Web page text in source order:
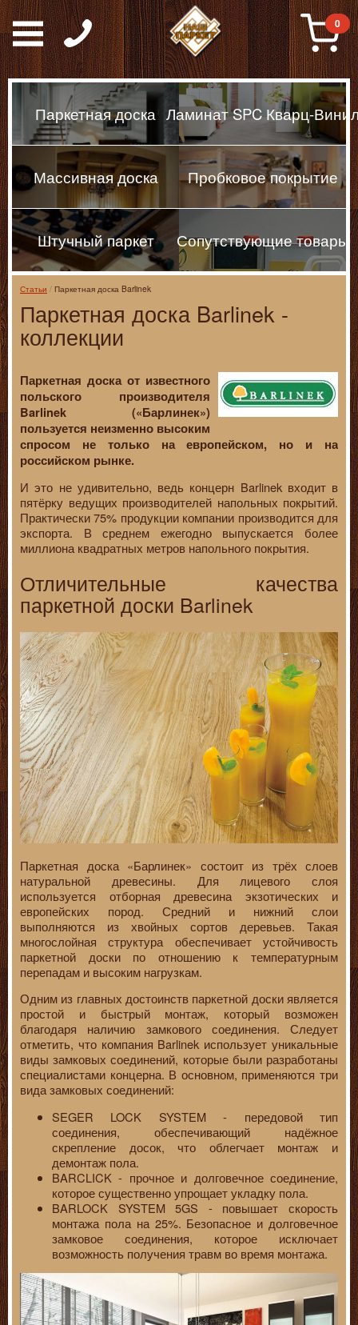
Паркет, Штучный
0
Паркетная доска Ламинат SPC Кварц-
Массивная доска Пробковое покрытие
Штучный паркет Сопутствующие товары
Статьи Паркетная доска Barlinek
Паркетная доска Barlinek -
коллекции
Паркетная доска от известного
польского производителя
Barlinek («Барлинек»)
пользуется неизменно высоким
спросом не только на европейском, но и на
российском рынке.
И это не удивительно, ведь концерн Barlinek входит в
пятёрку ведущих производителей напольных покрытий.
Практически 75% продукции компании производится для
экспорта. В среднем ежегодно выпускается более
миллиона квадратных метров напольного покрытия.
Отличительные качества
паркетной доски Barlinek
Паркетная доска «Барлинек» состоит из трёх слоев
натуральной древесины. Для лицевого слоя
используется отборная древесина экзотических и
европейских пород. Средний и нижний слои
выполняются из хвойных сортов деревьев. Такая
многослойная структура обеспечивает устойчивость
паркетной доски по отношению к температурным
перепадам и высоким нагрузкам.
Одним из главных достоинств паркетной доски является
простой и быстрый монтаж, который возможен
благодаря наличию замкового соединения. Следует
отметить, что компания Barlinek использует уникальные
виды замковых соединений, которые были разработаны
специалистами концерна. В основном, применяются три
вида замковых соединений:
SEGER LOCK SYSTEM - передовой тип
соединения, обеспечивающий надёжное
скрепление досок, что облегчает монтаж и
демонтаж пола.
BARCLICK - прочное и долговечное соединение,
которое существенно упрощает укладку пола.
BARLOCK SYSTEM 5GS - повышает скорость
монтажа пола на 25%. Безопасное и долговечное
замковое соединения, которое исключает
возможность получения травм во время монтажа.